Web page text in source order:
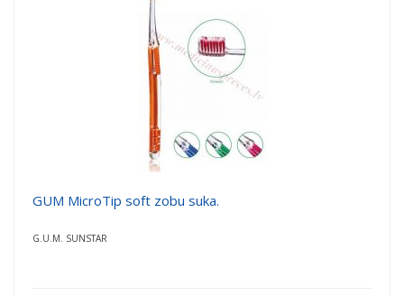
GUM MicroTip soft zobu suka.
G.U.M. SUNSTAR